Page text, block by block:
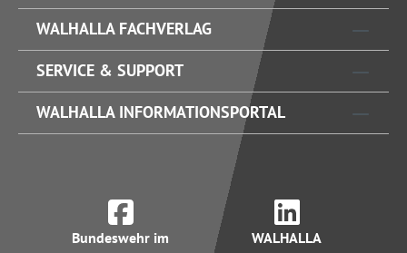
WALHALLA FACHVERLAG
SERVICE & SUPPORT
WALHALLA INFORMATIONSPORTAL
Bundeswehr im
WALHALLA